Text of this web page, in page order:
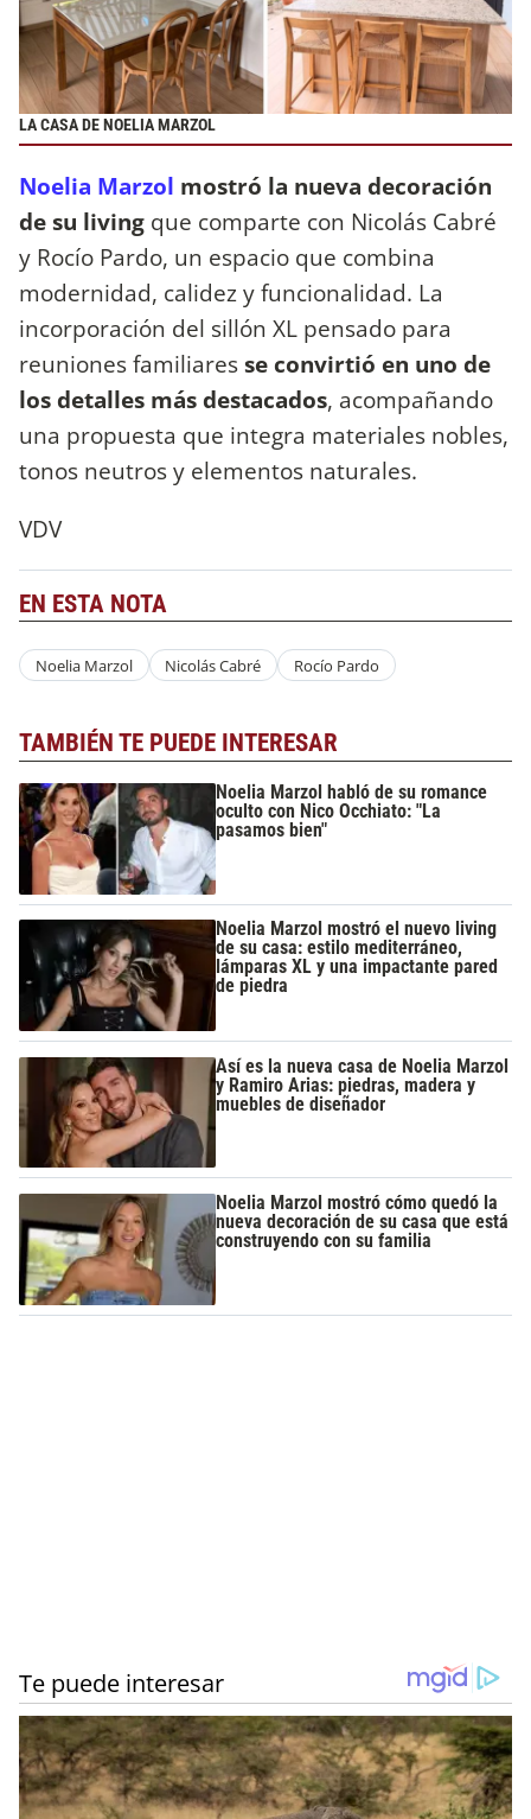
LA CASA DE NOELIA MARZOL
Noelia Marzol mostró la nueva decoración
de su living que comparte con Nicolás Cabré
y Rocío Pardo, un espacio que combina
modernidad, calidez y funcionalidad. La
incorporación del sillón XL pensado para
reuniones familiaresse convirtió en uno de
los detalles más destacados, acompañando
una propuesta que integra materiales nobles,
tonos neutros y elementos naturales.
VDV
EN ESTA NOTA
Noelia Marzol Nicolás Cabré Rocío Pardo
TAMBIÉN TE PUEDE INTERESAR
Noelia Marzol habló de su romance
oculto con Nico Occhiato: "La
pasamos bien"
Noelia Marzol mostró el nuevo living
de su casa: estilo mediterráneo,
lámparas XL y una impactante pared
de piedra
Así es la nueva casa de Noelia Marzol
y Ramiro Arias: piedras, madera y
muebles de diseñador
Noelia Marzol mostró cómo quedó la
nueva decoración de su casa que está
construyendo con su familia